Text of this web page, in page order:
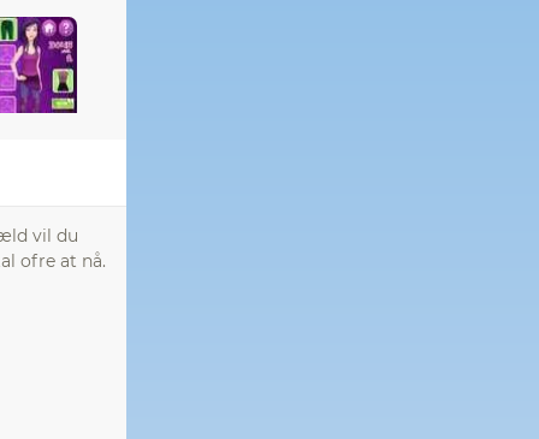
vil du
ofre at nå.